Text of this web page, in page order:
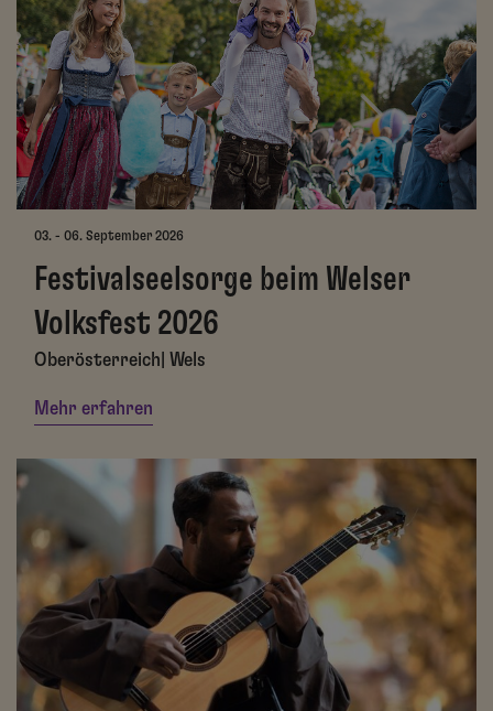
03. - 06. September 2026
Festivalseelsorge beim Welser
Volksfest 2026
Oberösterreich| Wels
Mehr erfahren